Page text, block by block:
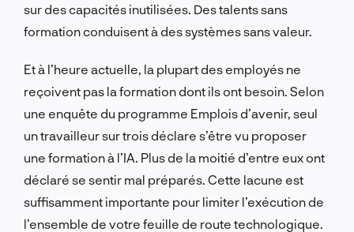
sur des capacités inutilisées. Des talents sans
formation conduisent à des systèmes sans valeur.
Et à l’heure actuelle, la plupart des employés ne
reçoivent pas la formation dont ils ont besoin. Selon
une enquête du programme Emplois d’avenir, seul
un travailleur sur trois déclare s’être vu proposer
une formation à l’IA. Plus de la moitié d’entre eux ont
déclaré se sentir mal préparés. Cette lacune est
suffisamment importante pour limiter l’exécution de
l’ensemble de votre feuille de route technologique.